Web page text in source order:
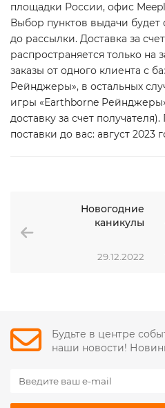
площадки России, офис
Выбор пунктов выдачи
до рассылки. Доставка за
распространяется только
заказы от одного клиента с
Рейнджеры», в остальных
игры «Earthborne
доставку за счет
поставки до вас: август 2023
Новогодние
каникулы
29.12.2022
Будьте в центре
наши новости!